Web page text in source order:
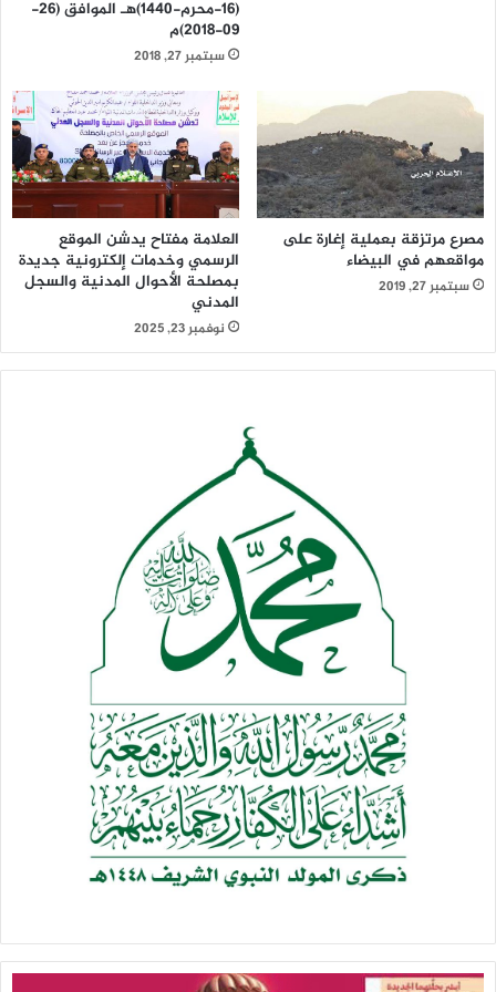
(16-محرم-1440)هـ الموافق (26-
09-2018)م
سبتمبر 27, 2018
مصرع مرتزقة بعملية إغارة على
مواقعهم في البيضاء
سبتمبر 27, 2019
العلامة مفتاح يدشن الموقع
الرسمي وخدمات إلكترونية جديدة
بمصلحة الأحوال المدنية والسجل
المدني
نوفمبر 23, 2025